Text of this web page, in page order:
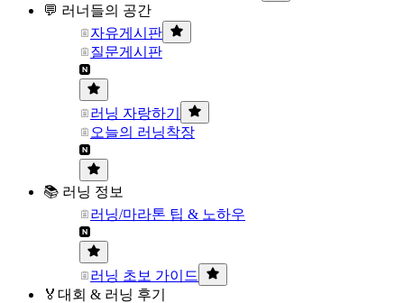
💬 러너들의 공간
자유게시판
질문게시판
러닝 자랑하기
오늘의 러닝착장
📚 러닝 정보
러닝/마라톤 팁 & 노하우
러닝 초보 가이드
🏅대회 & 러닝 후기